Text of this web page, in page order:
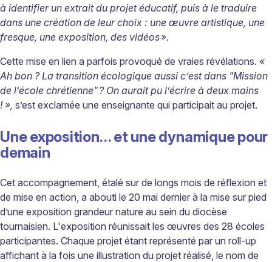
à identifier un extrait du projet éducatif, puis à le traduire
dans une création de leur choix : une œuvre artistique, une
fresque, une exposition, des vidéos».
Cette mise en lien a parfois provoqué de vraies révélations. «
Ah bon ? La transition écologique aussi c’est dans "Mission
de l’école chrétienne"? On aurait pu l’écrire à deux mains
!», s’est exclamée une enseignante qui participait au projet.
Une exposition… et une dynamique pour
demain
Cet accompagnement, étalé sur de longs mois de réflexion et
de mise en action, a abouti le 20 mai dernier à la mise sur pied
d’une exposition grandeur nature au sein du diocèse
tournaisien. L'exposition réunissait les œuvres des 28 écoles
participantes. Chaque projet étant représenté par un roll-up
affichant à la fois une illustration du projet réalisé, le nom de